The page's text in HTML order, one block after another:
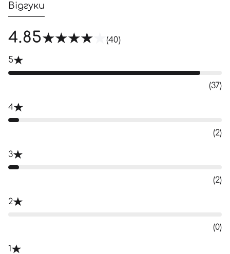
Відгуки
4.85 (40)
5
(37)
4
(2)
3
(2)
2
(0)
1